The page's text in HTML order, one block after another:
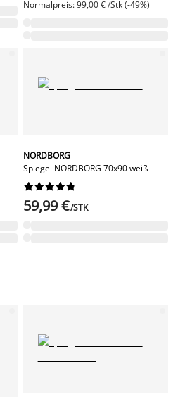
Normalpreis: 99,00 € /Stk (-49%)
NORDBORG
Spiegel NORDBORG 70x90 weiß






59,99 €/STK